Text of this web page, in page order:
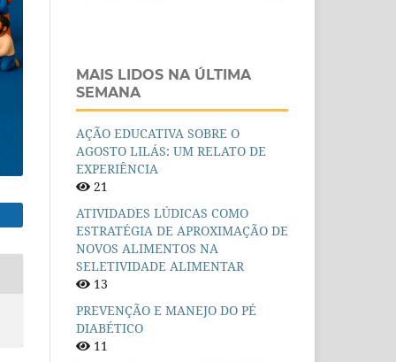
MAIS LIDOS NA ÚLTIMA
SEMANA
AÇÃO EDUCATIVA SOBRE O
AGOSTO LILÁS: UM RELATO DE
EXPERIÊNCIA
21
ATIVIDADES LÚDICAS COMO
ESTRATÉGIA DE APROXIMAÇÃO DE
NOVOS ALIMENTOS NA
SELETIVIDADE ALIMENTAR
13
PREVENÇÃO E MANEJO DO PÉ
DIABÉTICO
11